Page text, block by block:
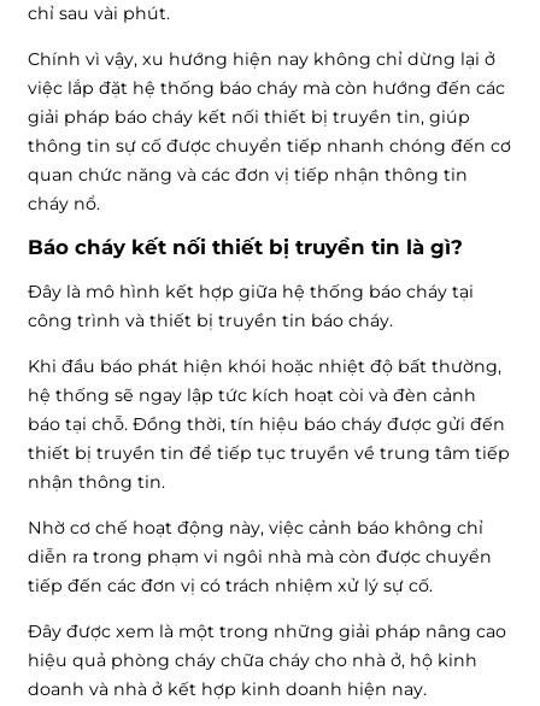
chỉ sau vài phút.
Chính vì vậy, xu hướng hiện nay không chỉ dừng lại ở
việc lắp đặt hệ thống báo cháy mà còn hướng đến các
giải pháp báo cháy kết nối thiết bị truyền tin, giúp
thông tin sự cố được chuyển tiếp nhanh chóng đến cơ
quan chức năng và các đơn vị tiếp nhận thông tin
cháy nổ.
Báo cháy kết nối thiết bị truyền tin là gì?
Đây là mô hình kết hợp giữa hệ thống báo cháy tại
công trình và thiết bị truyền tin báo cháy.
Khi đầu báo phát hiện khói hoặc nhiệt độ bất thường,
hệ thống sẽ ngay lập tức kích hoạt còi và đèn cảnh
báo tại chỗ. Đồng thời, tín hiệu báo cháy được gửi đến
thiết bị truyền tin để tiếp tục truyền về trung tâm tiếp
nhận thông tin.
Nhờ cơ chế hoạt động này, việc cảnh báo không chỉ
diễn ra trong phạm vi ngôi nhà mà còn được chuyển
tiếp đến các đơn vị có trách nhiệm xử lý sự cố.
Đây được xem là một trong những giải pháp nâng cao
hiệu quả phòng cháy chữa cháy cho nhà ở, hộ kinh
doanh và nhà ở kết hợp kinh doanh hiện nay.